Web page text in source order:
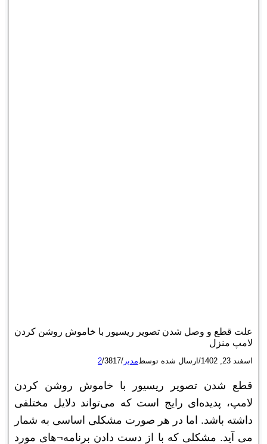
علت قطع و وصل شدن تصویر ریسیور با خاموش روشن کردن
لامپ منزل
اسفند 23, 1402 /ارسال شده توسطمدیر /
3817
/
2
قطع شدن تصویر ریسیور با خاموش روشن کردن
لامپ، پدیده‌ای رایج است که می‌تواند دلایل مختلفی
داشته باشد. اما در هر صورت مشکلی اساسی به شمار
می آید. مشکلی که با از دست دادن برنامه¬های مورد